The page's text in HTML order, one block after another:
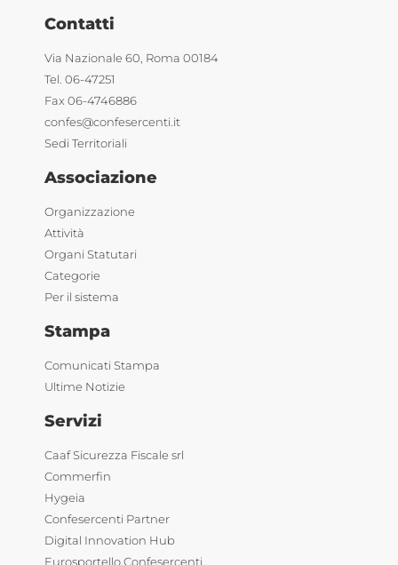
Contatti
Via Nazionale 60, Roma 00184
Tel. 06-47251
Fax 06-4746886
confes@confesercenti.it
Sedi Territoriali
Associazione
Organizzazione
Attività
Organi Statutari
Categorie
Per il sistema
Stampa
Comunicati Stampa
Ultime Notizie
Servizi
Caaf Sicurezza Fiscale srl
Commerfin
Hygeia
Confesercenti Partner
Digital Innovation Hub
Eurosportello Confesercenti